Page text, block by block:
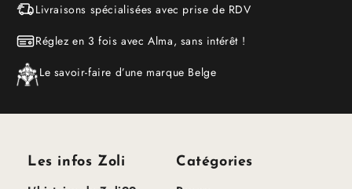
Livraisons spécialisées avec prise de RDV
Réglez en 3 fois avec Alma, sans intérêt !
Le savoir-faire d’une marque Belge
Les infos Zoli Catégories